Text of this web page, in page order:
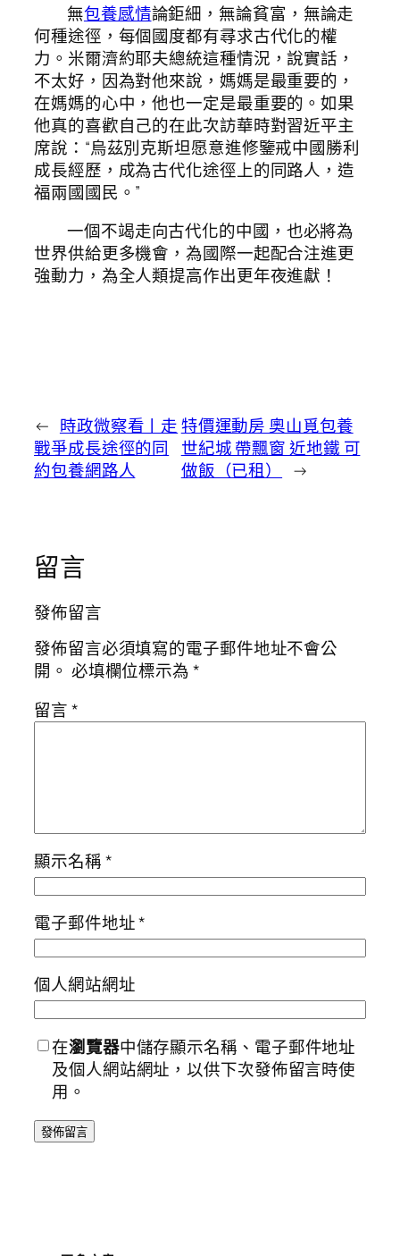
無包養感情論鉅細，無論貧富，無論走
何種途徑，每個國度都有尋求古代化的權
力。米爾濟約耶夫總統這種情況，說實話，
不太好，因為對他來說，媽媽是最重要的，
在媽媽的心中，他也一定是最重要的。如果
他真的喜歡自己的在此次訪華時對習近平主
席說：“烏茲別克斯坦愿意進修鑒戒中國勝利
成長經歷，成為古代化途徑上的同路人，造
福兩國國民。”
一個不竭走向古代化的中國，也必將為
世界供給更多機會，為國際一起配合注進更
強動力，為全人類提高作出更年夜進獻！
← 時政微察看丨走
戰爭成長途徑的同
約包養網路人
特價運動房 奧山覓包養
世紀城 帶飄窗 近地鐵 可
做飯（已租）
→
留言
發佈留言
發佈留言必須填寫的電子郵件地址不會公
開。 必填欄位標示為*
留言*
顯示名稱*
電子郵件地址*
個人網站網址
在瀏覽器中儲存顯示名稱、電子郵件地址
及個人網站網址，以供下次發佈留言時使
用。